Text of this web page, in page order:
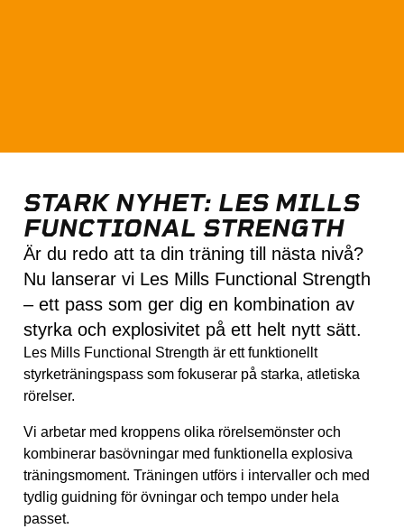
STARK NYHET: LES MILLS
FUNCTIONAL STRENGTH
Är du redo att ta din träning till nästa nivå?
Nu lanserar vi Les Mills Functional Strength
– ett pass som ger dig en kombination av
styrka och explosivitet på ett helt nytt sätt.
Les Mills Functional Strength är ett funktionellt
styrketräningspass som fokuserar på starka, atletiska
rörelser.
Vi arbetar med kroppens olika rörelsemönster och
kombinerar basövningar med funktionella explosiva
träningsmoment. Träningen utförs i intervaller och med
tydlig guidning för övningar och tempo under hela
passet.